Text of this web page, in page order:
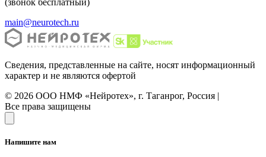
main@neurotech.ru
Сведения, представленные на сайте, носят информационный
характер и не являются офертой
© 2026 ООО НМФ «Нейротех», г. Таганрог, Россия |
Все права защищены
Напишите нам